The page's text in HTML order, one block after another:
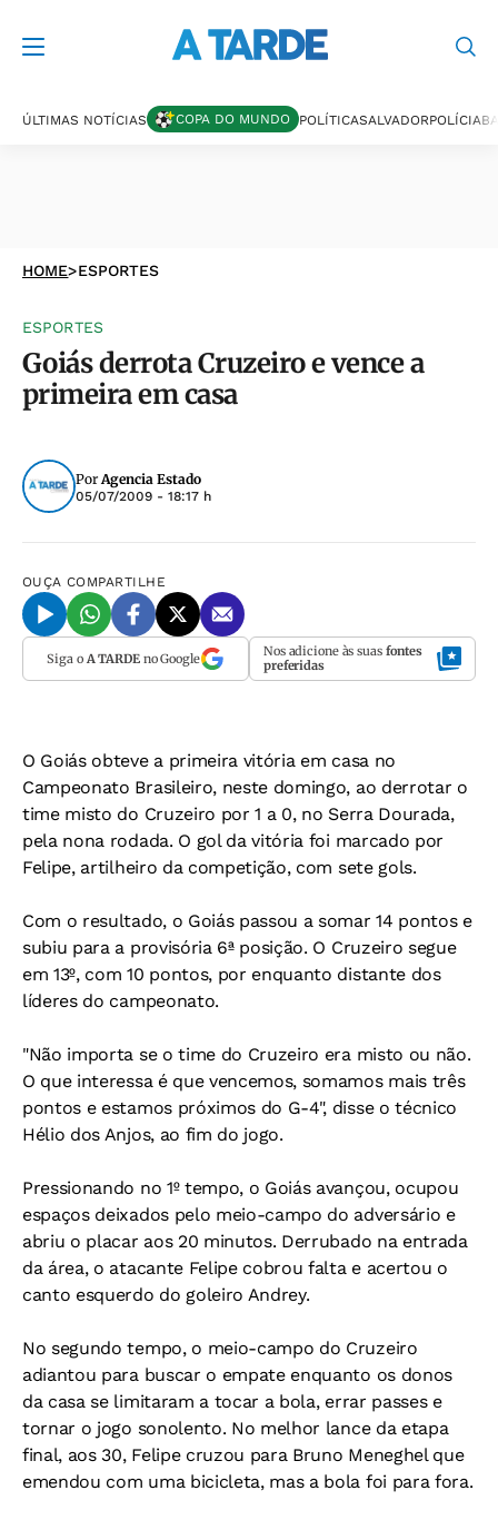
ÚLTIMAS NOTÍCIAS COPA DO MUNDO POLÍTICASALVADORPOLÍCIA
HOME>ESPORTES
ESPORTES
Goiás derrota Cruzeiro e vence a
primeira em casa
PorAgencia Estado
05/07/2009 - 18:17 h
OUÇA COMPARTILHE
Siga o A TARDEno Google Nos adicione às suas fontes
preferidas
O Goiás obteve a primeira vitória em casa no
Campeonato Brasileiro, neste domingo, ao derrotar o
time misto do Cruzeiro por 1 a 0, no Serra Dourada,
pela nona rodada. O gol da vitória foi marcado por
Felipe, artilheiro da competição, com sete gols.
Com o resultado, o Goiás passou a somar 14 pontos e
subiu para a provisória 6ª posição. O Cruzeiro segue
em 13º, com 10 pontos, por enquanto distante dos
líderes do campeonato.
"Não importa se o time do Cruzeiro era misto ou não.
O que interessa é que vencemos, somamos mais três
pontos e estamos próximos do G-4", disse o técnico
Hélio dos Anjos, ao fim do jogo.
Pressionando no 1º tempo, o Goiás avançou, ocupou
espaços deixados pelo meio-campo do adversário e
abriu o placar aos 20 minutos. Derrubado na entrada
da área, o atacante Felipe cobrou falta e acertou o
canto esquerdo do goleiro Andrey.
No segundo tempo, o meio-campo do Cruzeiro
adiantou para buscar o empate enquanto os donos
da casa se limitaram a tocar a bola, errar passes e
tornar o jogo sonolento. No melhor lance da etapa
final, aos 30, Felipe cruzou para Bruno Meneghel que
emendou com uma bicicleta, mas a bola foi para fora.